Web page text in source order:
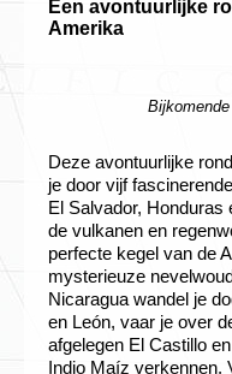
Een avontuurlijke
Amerika
Deze avontuurlijke
je door vijf
El Salvador,
de vulkanen en
perfecte kegel van de
mysterieuze
Nicaragua wandel je
en León, vaar je over
afgelegen El Castillo
Indio Maíz verkennen.